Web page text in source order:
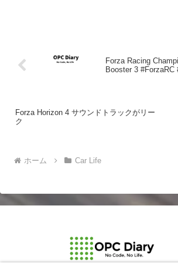
Forza Racing
Booster 3 #ForzaRC
Forza Horizon 4 サウンドトラックがリー
ク
ホーム Car Life